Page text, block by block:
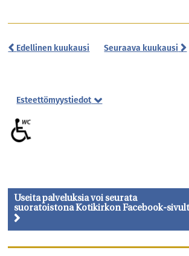
Edellinen kuukausi Seuraava kuukausi
Esteettömyystiedot
mahtuu rollaattorin kanssa.
Kirkossa ei ole induktiosilmukkaa. Tiloissa on
WC.
Useita palveluksia voi seurata
suoratoistona Kotikirkon Facebook-